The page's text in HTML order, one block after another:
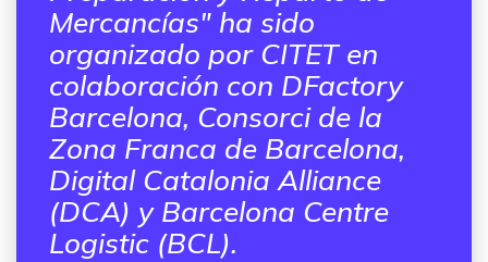
Mercancías" ha sido
organizado por CITET en
colaboración con DFactory
Barcelona, Consorci de la
Zona Franca de Barcelona,
Digital Catalonia Alliance
(DCA) y Barcelona Centre
Logistic (BCL).